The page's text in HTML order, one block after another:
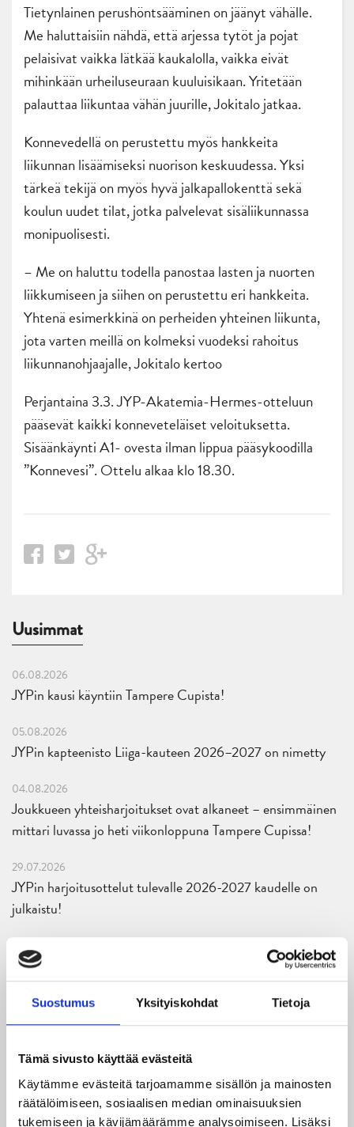
Suostumus Yksityiskohdat Tietoja
Tämä sivusto käyttää evästeitä
Käytämme evästeitä tarjoamamme sisällön ja mainosten
räätälöimiseen, sosiaalisen median ominaisuuksien
tukemiseen ja kävijämäärämme analysoimiseen. Lisäksi
Tietynlainen perushöntsääminen on jäänyt vähälle.
Me haluttaisiin nähdä, että arjessa tytöt ja pojat
pelaisivat vaikka lätkää kaukalolla, vaikka eivät
mihinkään urheiluseuraan kuuluisikaan. Yritetään
palauttaa liikuntaa vähän juurille, Jokitalo jatkaa.
Konnevedellä on perustettu myös hankkeita
liikunnan lisäämiseksi nuorison keskuudessa. Yksi
tärkeä tekijä on myös hyvä jalkapallokenttä sekä
koulun uudet tilat, jotka palvelevat sisäliikunnassa
monipuolisesti.
– Me on haluttu todella panostaa lasten ja nuorten
liikkumiseen ja siihen on perustettu eri hankkeita.
Yhtenä esimerkkinä on perheiden yhteinen liikunta,
jota varten meillä on kolmeksi vuodeksi rahoitus
liikunnanohjaajalle, Jokitalo kertoo
Perjantaina 3.3. JYP-Akatemia-Hermes-otteluun
pääsevät kaikki konneveteläiset veloituksetta.
Sisäänkäynti A1- ovesta ilman lippua pääsykoodilla
”Konnevesi”. Ottelu alkaa klo 18.30.
Uusimmat
06.08.2026
JYPin kausi käyntiin Tampere Cupista!
05.08.2026
JYPin kapteenisto Liiga-kauteen 2026–2027 on nimetty
04.08.2026
Joukkueen yhteisharjoitukset ovat alkaneet – ensimmäinen
mittari luvassa jo heti viikonloppuna Tampere Cupissa!
29.07.2026
JYPin harjoitusottelut tulevalle 2026-2027 kaudelle on
julkaistu!
Ruotsalaishyökkääjä Arvid Costmar JYPiin
25.06.2026
JYP ja Secto Rally Finland yhteistyöhön
02.06.2026
Liiga-kauden 2026-2027 otteluohjelma on julkaistu!
27.05.2026